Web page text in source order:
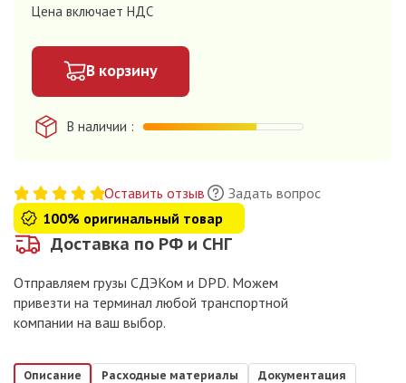
Цена включает НДС
В корзину
В наличии
Оставить отзыв
Задать вопрос
100% оригинальный товар
Доставка по РФ и СНГ
Отправляем грузы СДЭКом и DPD. Можем
привезти на терминал любой транспортной
компании на ваш выбор.
Описание Расходные материалы
Документация